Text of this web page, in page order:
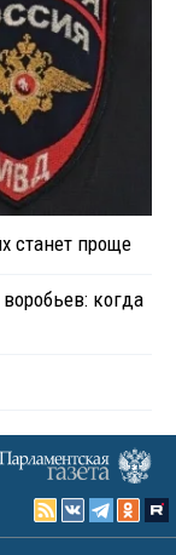
станет проще
когда